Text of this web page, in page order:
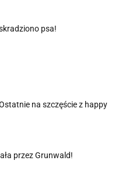
psa!
na szczęście z happy
przez Grunwald!